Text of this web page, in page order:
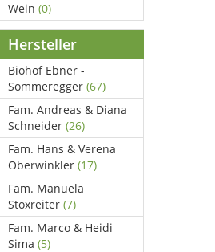
Wein (0)
Hersteller
Biohof Ebner -
Sommeregger (67)
Fam. Andreas & Diana
Schneider (26)
Fam. Hans & Verena
Oberwinkler (17)
Fam. Manuela
Stoxreiter (7)
Fam. Marco & Heidi
Sima (5)